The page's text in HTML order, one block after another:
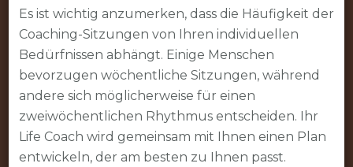
Es ist wichtig anzumerken, dass die Häufigkeit der
Coaching-Sitzungen von Ihren individuellen
Bedürfnissen abhängt. Einige Menschen
bevorzugen wöchentliche Sitzungen, während
andere sich möglicherweise für einen
zweiwöchentlichen Rhythmus entscheiden. Ihr
Life Coach wird gemeinsam mit Ihnen einen Plan
entwickeln, der am besten zu Ihnen passt.